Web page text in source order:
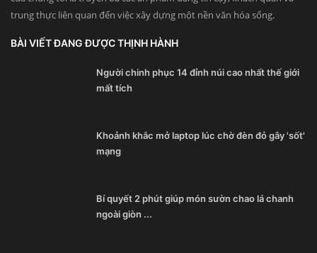
trung thực liên quan đến việc xây dựng một nền văn hóa sống.
BÀI VIẾT ĐANG ĐƯỢC THỊNH HÀNH
Người chinh phục 14 đỉnh núi cao nhất thế giới
mất tích
Khoảnh khắc mở laptop lúc chờ đèn đỏ gây 'sốt'
mạng
Bí quyết 2 phút giúp món sườn chao lá chanh
ngoài giòn ...